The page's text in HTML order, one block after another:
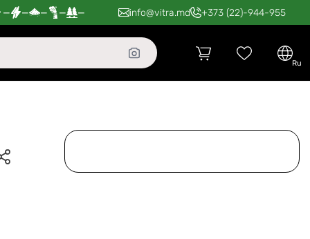
— — — — — info@vitra.md +373 (22)-944-955
ru